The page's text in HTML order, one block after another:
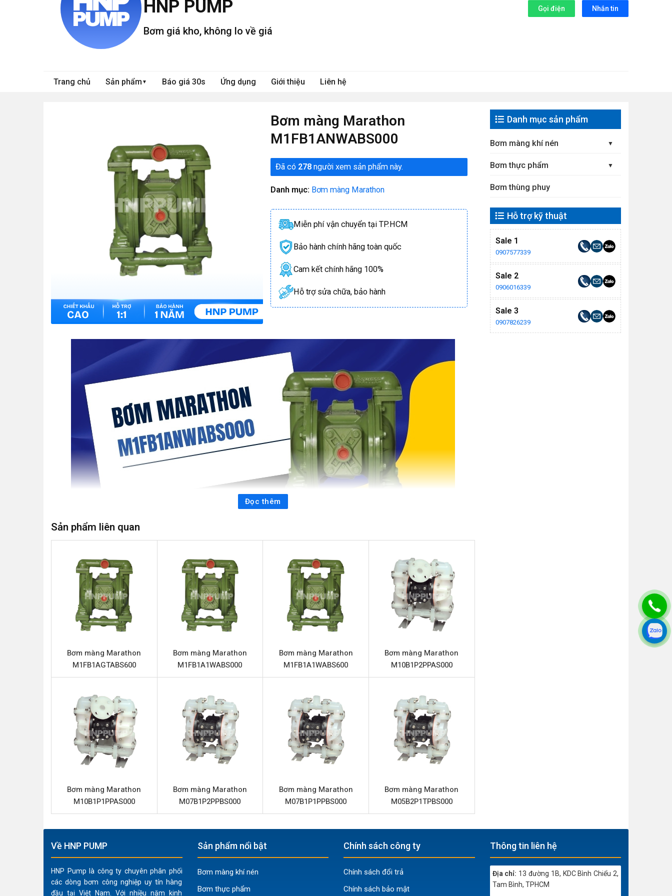
HNP PUMP
Bơm giá kho, không lo về giá
Gọi điện Nhắn tin
Trang chủ Sản phẩm ▼ Báo giá 30s Ứng dụng Giới thiệu Liên hệ
Bơm màng Marathon
M1FB1ANWABS000
Đã có 278người xem sản phẩm này.
Danh mục: Bơm màng Marathon
Miễn phí vận chuyển tại TP.HCM
Bảo hành chính hãng toàn quốc
Cam kết chính hãng 100%
Hỗ trợ sửa chữa, bảo hành
Bơm màng Marathon M1FB1ANWABS000 là giải pháp tối ưu cho nhu cầu chuyển dịch chất lỏng trong nhiều ngành công
nghiệp. Được thiết kế như một bơm màng khí nén mạnh mẽ, model này nổi bật với cấu trúc từ nhôm bền bỉ, mang lại hiệu
suất ổn định và đáng tin cậy. Sản phẩm thuộc thương hiệu Marathon, đảm bảo chất lượng và độ bền vượt trội trong môi
trường công nghiệp khắc nghiệt.
Thông số kỹ thuật Marathon M1FB1ANWABS000
Tên sản phẩm
Bơm màng Marathon M1FB1ANWABS000
Model
Marathon M1FB1ANWABS000
Thương hiệu
Marathon
Chất liệu
Nhôm
Lưu lượng tối đa
170
Áp lực tối đa
8.6
Phần trung tâm
Nhôm
Đế bi
Nhựa Polyethylene
Giảm thanh (Mufler)
Nhựa Polypropylene
Đặc điểm nổi bật Marathon M1FB1ANWABS000
Đọc thêm
Sản phẩm liên quan
Bơm màng Marathon
M1FB1AGTABS600
Bơm màng Marathon
M1FB1A1WABS000
Bơm màng Marathon
M1FB1A1WABS600
Bơm màng Marathon
M10B1P2PPAS000
Bơm màng Marathon
M10B1P1PPAS000
Bơm màng Marathon
M07B1P2PPBS000
Bơm màng Marathon
M07B1P1PPBS000
Bơm màng Marathon
M05B2P1TPBS000
Danh mục sản phẩm
Bơm màng khí nén
Bơm thực phẩm
Bơm thùng phuy
Hỗ trợ kỹ thuật
Sale 1
0907577339
Sale 2
0906016339
Sale 3
0907826239
Về HNP PUMP
HNP Pump là công ty chuyên phân phối
các dòng bơm công nghiệp uy tín hàng
đầu tại Việt Nam. Với nhiều năm kinh
Sản phẩm nổi bật
Bơm màng khí nén
Bơm thực phẩm
Chính sách công ty
Chính sách đổi trả
Chính sách bảo mật
Thông tin liên hệ
Địa chỉ: 13 đường 1B, KDC Bình Chiểu 2,
Tam Bình, TPHCM